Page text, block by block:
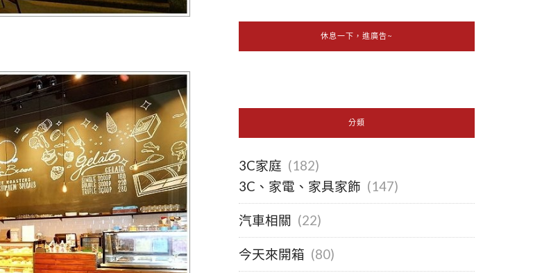
休息一下，進廣告~
分類
3C家庭 (182)
3C、家電、家具家飾 (147)
汽車相關 (22)
今天來開箱 (80)